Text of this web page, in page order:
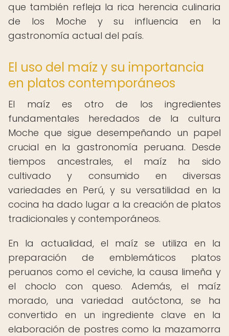
que también refleja la rica herencia culinaria
de los Moche y su influencia en la
gastronomía actual del país.
El uso del maíz y su importancia
en platos contemporáneos
El maíz es otro de los ingredientes
fundamentales heredados de la cultura
Moche que sigue desempeñando un papel
crucial en la gastronomía peruana. Desde
tiempos ancestrales, el maíz ha sido
cultivado y consumido en diversas
variedades en Perú, y su versatilidad en la
cocina ha dado lugar a la creación de platos
tradicionales y contemporáneos.
En la actualidad, el maíz se utiliza en la
preparación de emblemáticos platos
peruanos como el ceviche, la causa limeña y
el choclo con queso. Además, el maíz
morado, una variedad autóctona, se ha
convertido en un ingrediente clave en la
elaboración de postres como la mazamorra